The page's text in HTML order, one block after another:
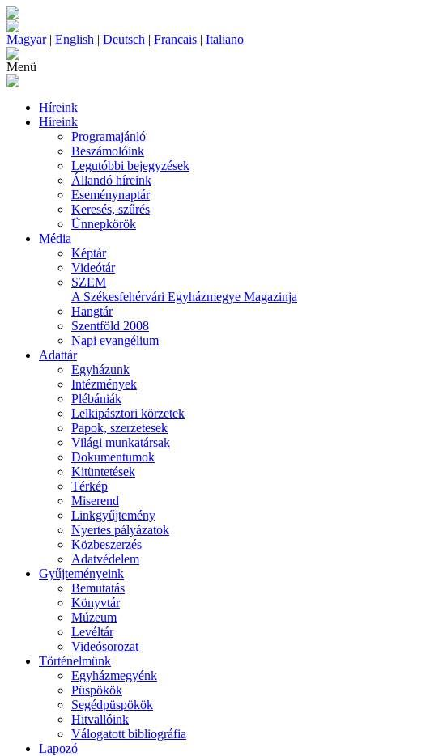
Magyar| English | Deutsch | Francais | Italiano
Menü
Híreink
Híreink
Programajánló
Beszámolóink
Legutóbbi bejegyzések
Állandó híreink
Eseménynaptár
Keresés, szűrés
Ünnepkörök
Média
Képtár
Videótár
SZEM
A Székesfehérvári Egyházmegye Magazinja
Hangtár
Szentföld 2008
Napi evangélium
Adattár
Egyházunk
Intézmények
Plébániák
Lelkipásztori körzetek
Papok, szerzetesek
Világi munkatársak
Dokumentumok
Kitüntetések
Térkép
Miserend
Linkgyűjtemény
Nyertes pályázatok
Közbeszerzés
Adatvédelem
Gyűjteményeink
Bemutatás
Könyvtár
Múzeum
Levéltár
Videósorozat
Történelmünk
Egyházmegyénk
Püspökök
Segédpüspökök
Hitvallóink
Válogatott bibliográfia
Lapozó